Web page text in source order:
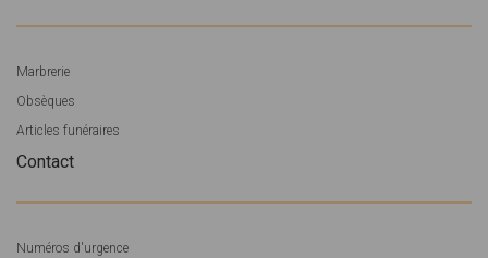
Marbrerie
Obsèques
Articles funéraires
Contact
Numéros d'urgence